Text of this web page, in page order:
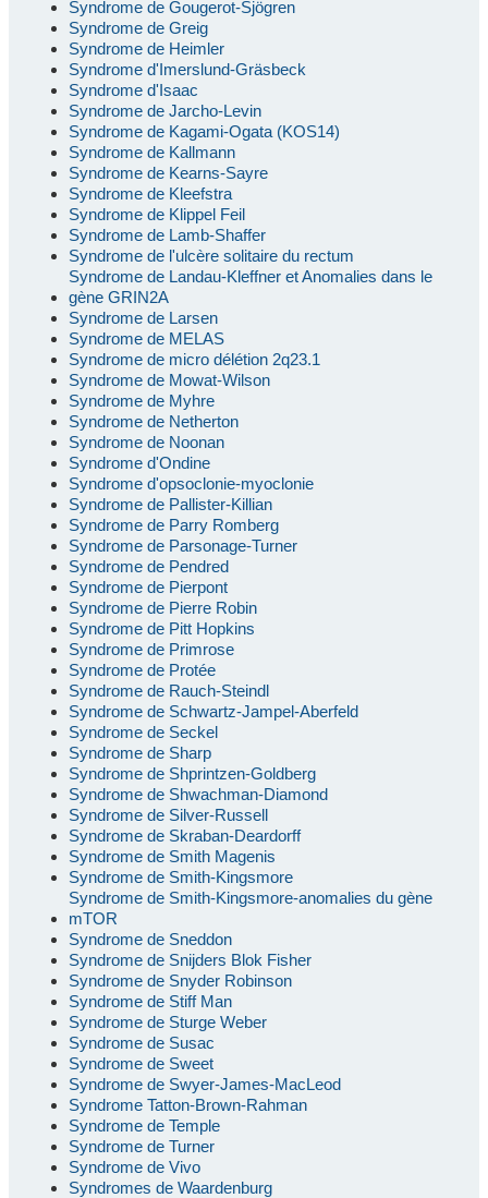
Syndrome de Gougerot-Sjögren
Syndrome de Greig
Syndrome de Heimler
Syndrome d'Imerslund-Gräsbeck
Syndrome d'Isaac
Syndrome de Jarcho-Levin
Syndrome de Kagami-Ogata (KOS14)
Syndrome de Kallmann
Syndrome de Kearns-Sayre
Syndrome de Kleefstra
Syndrome de Klippel Feil
Syndrome de Lamb-Shaffer
Syndrome de l'ulcère solitaire du rectum
Syndrome de Landau-Kleffner et Anomalies dans le
gène GRIN2A
Syndrome de Larsen
Syndrome de MELAS
Syndrome de micro délétion 2q23.1
Syndrome de Mowat-Wilson
Syndrome de Myhre
Syndrome de Netherton
Syndrome de Noonan
Syndrome d'Ondine
Syndrome d'opsoclonie-myoclonie
Syndrome de Pallister-Killian
Syndrome de Parry Romberg
Syndrome de Parsonage-Turner
Syndrome de Pendred
Syndrome de Pierpont
Syndrome de Pierre Robin
Syndrome de Pitt Hopkins
Syndrome de Primrose
Syndrome de Protée
Syndrome de Rauch-Steindl
Syndrome de Schwartz-Jampel-Aberfeld
Syndrome de Seckel
Syndrome de Sharp
Syndrome de Shprintzen-Goldberg
Syndrome de Shwachman-Diamond
Syndrome de Silver-Russell
Syndrome de Skraban-Deardorff
Syndrome de Smith Magenis
Syndrome de Smith-Kingsmore
Syndrome de Smith-Kingsmore-anomalies du gène
mTOR
Syndrome de Sneddon
Syndrome de Snijders Blok Fisher
Syndrome de Snyder Robinson
Syndrome de Stiff Man
Syndrome de Sturge Weber
Syndrome de Susac
Syndrome de Sweet
Syndrome de Swyer-James-MacLeod
Syndrome Tatton-Brown-Rahman
Syndrome de Temple
Syndrome de Turner
Syndrome de Vivo
Syndromes de Waardenburg